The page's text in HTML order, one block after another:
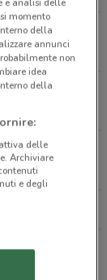
momento
della
annunci
non
idea
della
delle
Archiviare
e degli